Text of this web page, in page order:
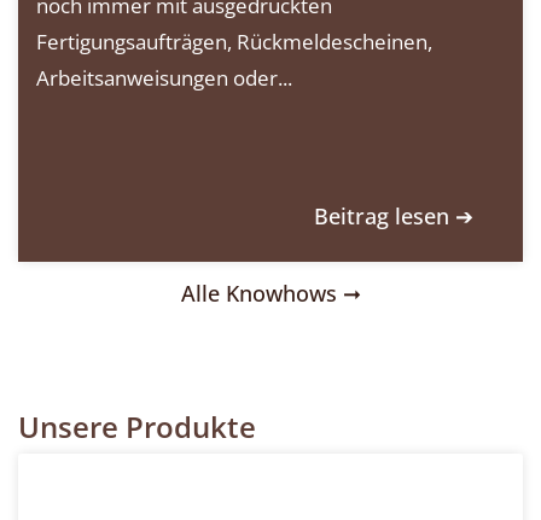
Fertigungsaufträgen, Rückmeldescheinen,
Arbeitsanweisungen oder...
Beitrag lesen ➔
Alle Knowhows ➞
Unsere Produkte